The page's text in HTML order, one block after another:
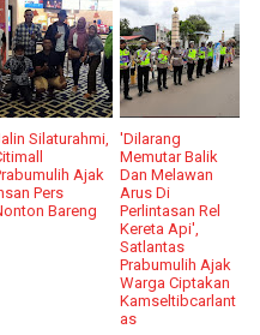
Silaturahmi,
Ajak
Pers
Bareng
'Dilarang
Memutar Balik
Dan Melawan
Arus Di
Perlintasan Rel
Kereta Api',
Satlantas
Prabumulih Ajak
Warga Ciptakan
Kamseltibcarlant
as